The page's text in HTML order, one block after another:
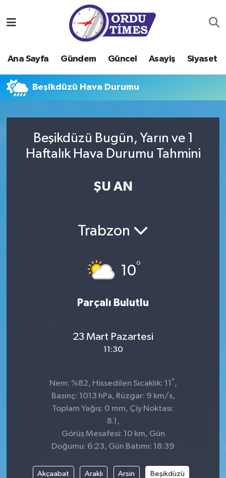
Ana Sayfa Gündem Güncel Asayiş Siyaset
Beşikdüzü Hava Durumu
Beşikdüzü Bugün, Yarın ve 1
Haftalık Hava Durumu Tahmini
ŞU AN
Trabzon
10°
Parçalı Bulutlu
23 Mart Pazartesi
11:30
Nem: %82, Hissedilen Sıcaklık: 11 ° ,
Basınç: 1013 hPa, Rüzgar: 9 km/s,
Toplam Yağış: 0 mm, Çiy Noktası:
8.1,
Görüş Mesafesi: 10 km, Gün
Doğumu: 6:23, Gün Batımı: 18:39
Akçaabat Araklı Arsin Beşikdüzü
Gündem
Güncel
Siyaset
Ordu Nöbetçi Eczaneler
Ordu Hava Durumu
Ordu Namaz Vakitleri
Süper Lig Puan Durumu ve Fikstür
Son Dakika Haberleri